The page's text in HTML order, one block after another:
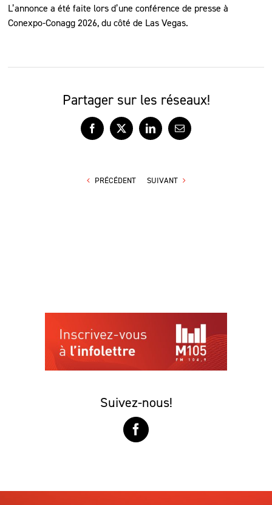
L’annonce a été faite lors d’une conférence de presse à
Conexpo-Conagg 2026, du côté de Las Vegas.
Partager sur les réseaux!
Facebook
X LinkedInCourriel
PRÉCÉDENT SUIVANT
Suivez-nous!